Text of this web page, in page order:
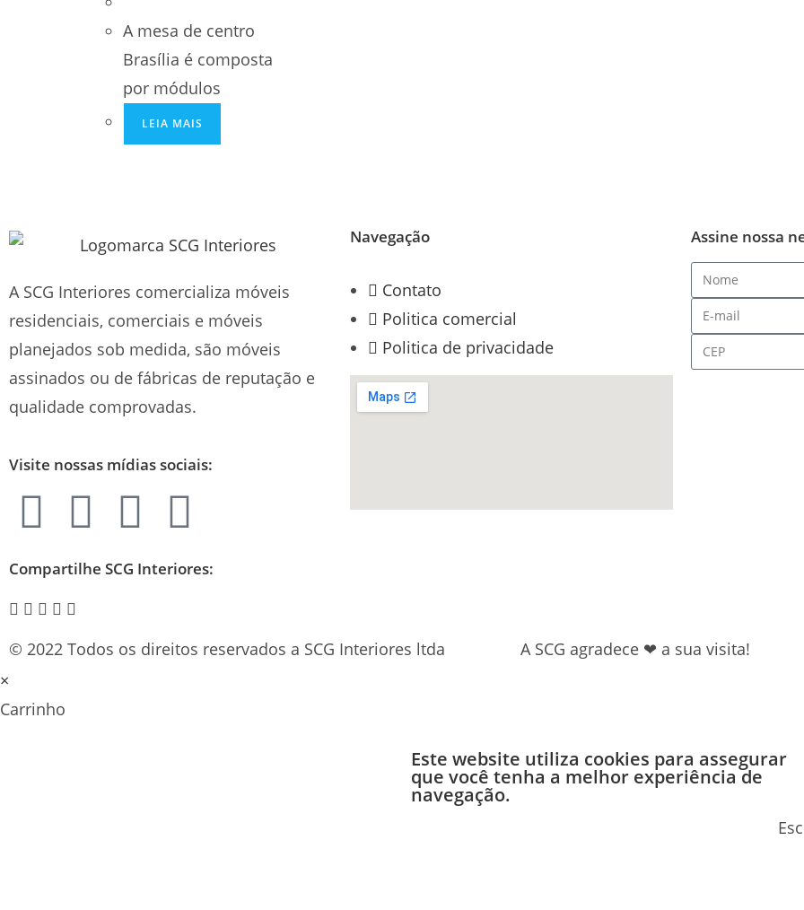
A mesa de centro
Brasília é composta
por módulos
LEIA MAIS
A SCG Interiores comercializa móveis
residenciais, comerciais e móveis
planejados sob medida, são móveis
assinados ou de fábricas de reputação e
qualidade comprovadas.
Visite nossas mídias sociais:
Compartilhe SCG Interiores:
Navegação
Contato
Politica comercial
Politica de privacidade
Assine nossa
© 2022 Todos os direitos reservados a SCG Interiores ltda
A SCG agradece ❤ a sua visita!
×
Carrinho
Este website utiliza cookies para assegurar
que você tenha a melhor experiência de
navegação.